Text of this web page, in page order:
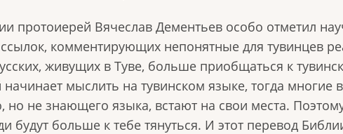
протоиерей Вячеслав Дементьев особо отметил
комментирующих непонятные для тувинцев
живущих в Туве, больше приобщаться к
мыслить на тувинском языке, тогда многие
не знающего языка, встают на свои места.
будут больше к тебе тянуться. И этот перевод